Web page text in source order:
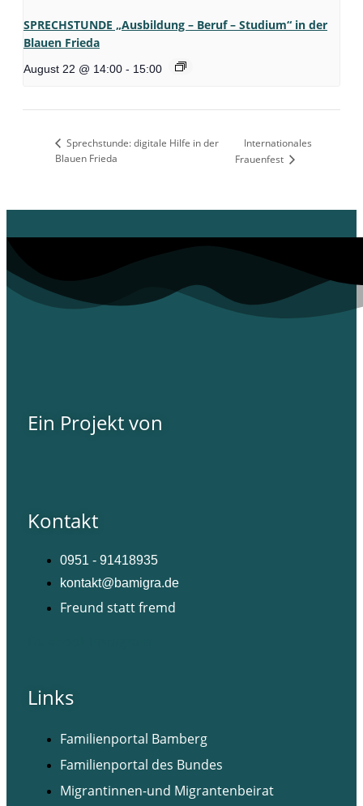
SPRECHSTUNDE „Ausbildung – Beruf – Studium“ in der
Blauen Frieda
August 22 @ 14:00 - 15:00
Sprechstunde: digitale Hilfe in der
Blauen Frieda
Internationales
Frauenfest
Ein Projekt von
Kontakt
0951 - 91418935
kontakt@bamigra.de
Freund statt fremd
Links
Familienportal Bamberg
Familienportal des Bundes
Migrantinnen-und Migrantenbeirat